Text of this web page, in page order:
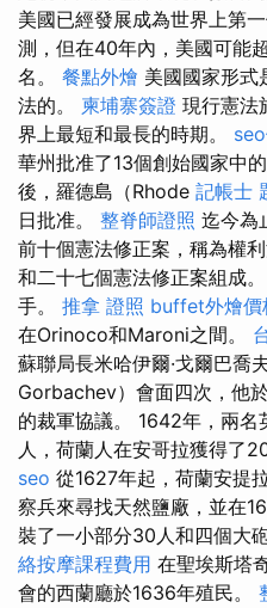
美國已經發展成為世界上第
測，但在40年內，美國可能
名。 餐點外燴 美國國家形式
法的。 柬埔寨簽證 現行憲法
界上最短和最長的時期。
華州批准了13個創始國家中
後，羅德島（Rhode 記帳士
日批准。 整脊師證照 迄今為
前十個憲法修正案，稱為權
和二十七個憲法修正案組成
手。 推拿 證照 buffet外燴價
在Orinoco和Maroni之間。
蘇聯局長米哈伊爾·戈爾巴喬
Gorbachev）會面四次，他
的裁軍協議。 1642年，兩
人，荷蘭人在安哥拉獲得了
seo 從1627年起，荷蘭安提
察兵來尋找天然鹽廠，並在
裝了一小部分30人和四個大
絡按摩課程費用 在聖埃斯塔
會的西蘭廳於1636年殖民。